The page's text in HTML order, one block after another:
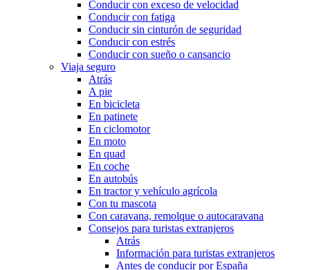
Conducir con exceso de velocidad
Conducir con fatiga
Conducir sin cinturón de seguridad
Conducir con estrés
Conducir con sueño o cansancio
Viaja seguro
Atrás
A pie
En bicicleta
En patinete
En ciclomotor
En moto
En quad
En coche
En autobús
En tractor y vehículo agrícola
Con tu mascota
Con caravana, remolque o autocaravana
Consejos para turistas extranjeros
Atrás
Información para turistas extranjeros
Antes de conducir por España